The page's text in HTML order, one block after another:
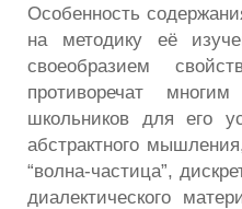
Особенность
на методику её
своеобразием
противоречат
школьников для его
абстрактного
“волна-частица”,
диалектического